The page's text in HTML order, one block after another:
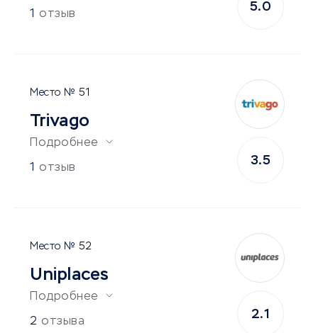
1 отзыв
5.0
51
Trivago
Подробнее
1 отзыв
3.5
52
Uniplaces
Подробнее
2 отзыва
2.1